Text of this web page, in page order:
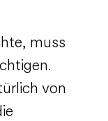
muss
von